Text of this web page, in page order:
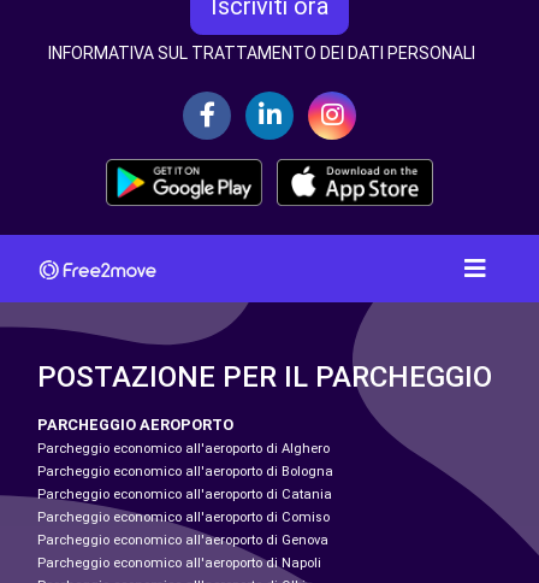
Iscriviti ora
INFORMATIVA SUL TRATTAMENTO DEI DATI PERSONALI
POSTAZIONE PER IL PARCHEGGIO
PARCHEGGIO AEROPORTO
Parcheggio economico all'aeroporto di Alghero
Parcheggio economico all'aeroporto di Bologna
Parcheggio economico all'aeroporto di Catania
Parcheggio economico all'aeroporto di Comiso
Parcheggio economico all'aeroporto di Genova
Parcheggio economico all'aeroporto di Napoli